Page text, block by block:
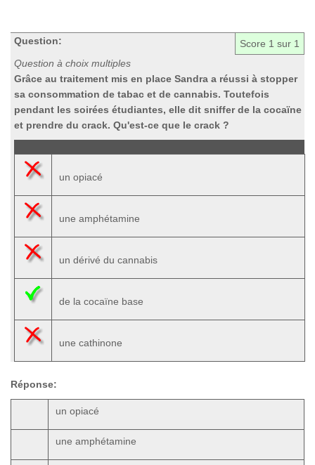
Score 1 sur 1
Question:
Question à choix multiples
Grâce au traitement mis en place Sandra a réussi à stopper
sa consommation de tabac et de cannabis. Toutefois
pendant les soirées étudiantes, elle dit sniffer de la cocaïne
et prendre du crack. Qu'est-ce que le crack ?
un opiacé
une amphétamine
un dérivé du cannabis
de la cocaïne base
une cathinone
Réponse:
un opiacé
une amphétamine